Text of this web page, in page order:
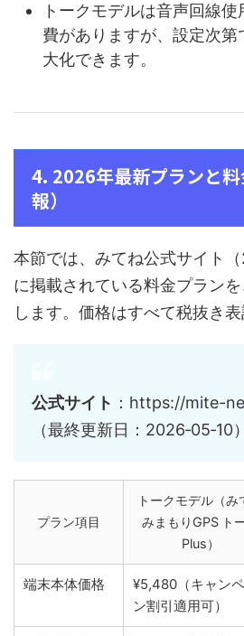
トークモデルは音声回線
費がありますが、設定次
大化できます。
4. 2026年最新プランと
報）
本節では、みてね公式サイト
に掲載されている料金プラン
します。価格はすべて税抜き表
公式サイト ：https://mite-
（最終更新日：2026‑05‑10）
プラン項目
トークモデル（み
みまもりGPS ト
Plus）
端末本体価格
¥5,480（キャン
ン割引適用可）